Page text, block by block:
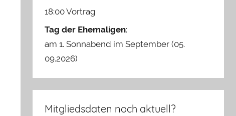
18:00 Vortrag
Tag der Ehemaligen:
am 1. Sonnabend im September (05.
09.2026)
Mitgliedsdaten noch aktuell?